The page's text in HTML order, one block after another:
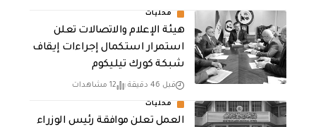
محليات
هيئة الإعلام والاتصالات تعلن
استمرار استكمال إجراءات إيقاف
شبكة كورك تيليكوم
قبل 46 دقيقة 12 مشاهدات
محليات
العمل تعلن موافقة رئيس الوزراء